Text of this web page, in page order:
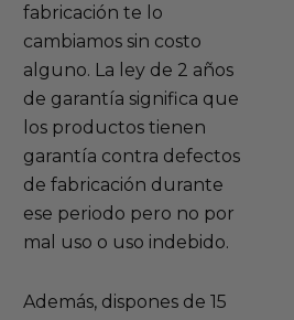
fabricación te lo
cambiamos sin costo
alguno. La ley de 2 años
de garantía significa que
los productos tienen
garantía contra defectos
de fabricación durante
ese periodo pero no por
mal uso o uso indebido.
Además, dispones de 15